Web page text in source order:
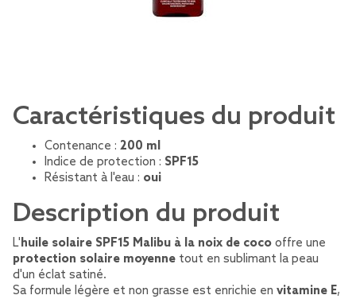
Caractéristiques du produit
Contenance : 200 ml
Indice de protection : SPF15
Résistant à l'eau : oui
Description du produit
L'huile solaire SPF15 Malibu à la noix de coco offre une
protection solaire moyenne tout en sublimant la peau
d'un éclat satiné.
Sa formule légère et non grasse est enrichie en vitamine E,